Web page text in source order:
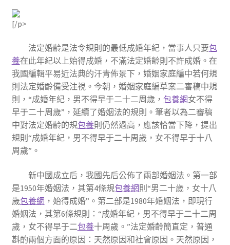
[/p>
法定婚齡是法令規則的最低成婚年紀，當事人只要包
養在此年紀以上始得成婚，不滿法定婚齡則不許成婚。在
我國編輯平易近法典的汗青佈景下，婚姻家庭編中若何規
則法定婚齡備受注視。今朝，婚姻家庭編草案二審稿中規
則，“成婚年紀，男不得早于二十二周歲， 包養網女不得
早于二十周歲”，延續了婚姻法的規則。筆者以為二審稿
中對法定婚齡的規包養則仍然過高，應該恰當下降，提出
規則“成婚年紀，男不得早于二十周歲，女不得早于十八
周歲”。
新中國成立后，我國先后公佈了兩部婚姻法。第一部
是1950年婚姻法，其第4條規包養網則“男二十歲，女十八
歲包養網 ，始得成婚”。第二部是1980年婚姻法，即現行
婚姻法，其第6條規則：“成婚年紀，男不得早于二十二周
歲，女不得早于二包養十周歲。”法定婚齡簡直定，普通
斟酌兩個方面的原因：天然原因和社會原因。天然原因，